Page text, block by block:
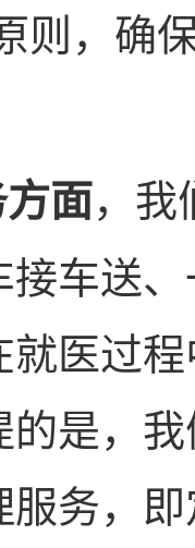
则，确
面，我
车送
医过
是，
务，